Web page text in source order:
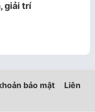
giải trí
bảo mật
Liên